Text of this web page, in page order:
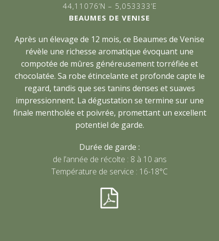
44,11076’N – 5,053333’E
BEAUMES DE VENISE
Après un élevage de 12 mois, ce Beaumes de Venise
révèle une richesse aromatique évoquant une
compotée de mûres généreusement torréfiée et
chocolatée. Sa robe étincelante et profonde capte le
regard, tandis que ses tanins denses et suaves
impressionnent. La dégustation se termine sur une
finale mentholée et poivrée, promettant un excellent
potentiel de garde.
Durée de garde :
de l’année de récolte : 8 à 10 ans
Température de service : 16-18°C